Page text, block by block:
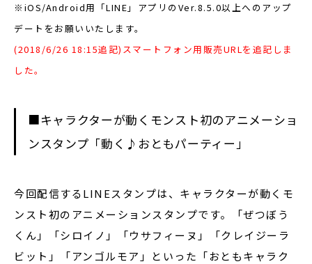
※iOS/Android用「LINE」アプリのVer.8.5.0以上へのアップ
デートをお願いいたします。
(2018/6/26 18:15追記)スマートフォン用販売URLを追記しま
した。
■キャラクターが動くモンスト初のアニメーショ
ンスタンプ「動く♪おともパーティー」
今回配信するLINEスタンプは、キャラクターが動くモ
ンスト初のアニメーションスタンプです。「ぜつぼう
くん」「シロイノ」「ウサフィーヌ」「クレイジーラ
ビット」「アンゴルモア」といった「おともキャラク